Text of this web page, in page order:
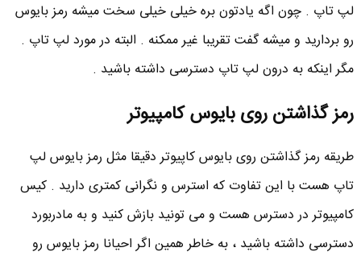
لپ تاپ . چون اگه یادتون بره خیلی خیلی سخت میشه رمز بایوس
رو بردارید و میشه گفت تقریبا غیر ممکنه . البته در مورد لپ تاپ .
مگر اینکه به درون لپ تاپ دسترسی داشته باشید .
رمز گذاشتن روی بایوس کامپیوتر
طریقه رمز گذاشتن روی بایوس کاپیوتر دقیقا مثل رمز بایوس لپ
تاپ هست با این تفاوت که استرس و نگرانی کمتری دارید . کیس
کامپیوتر در دسترس هست و می تونید بازش کنید و به مادربورد
دسترسی داشته باشید ، به خاطر همین اگر احیانا رمز بایوس رو